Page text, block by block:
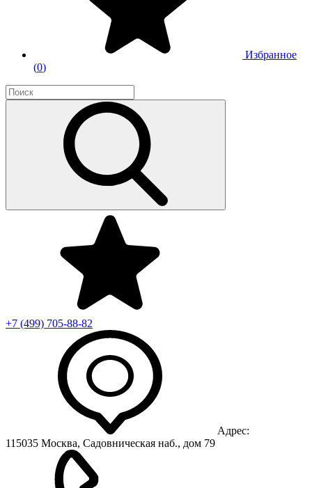
Избранное
(0)
+7 (499) 705-88-82
Адрес:
115035 Москва, Садовническая наб., дом 79